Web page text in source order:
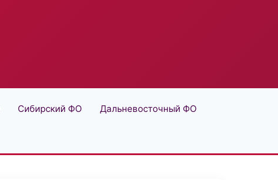
Сибирский ФО Дальневосточный ФО